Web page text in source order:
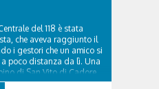
del 118 è stata
che aveva raggiunto il
i gestori che un amico si
poco distanza da lì. Una
di San Vito di Cadore